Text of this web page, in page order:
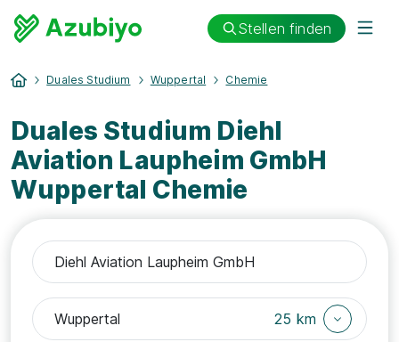
Stellen finden
Duales Studium Wuppertal Chemie
Duales Studium Diehl
Aviation Laupheim GmbH
Wuppertal Chemie
25 km